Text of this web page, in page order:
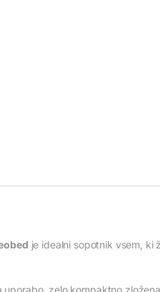
je idealni sopotnik vsem, ki